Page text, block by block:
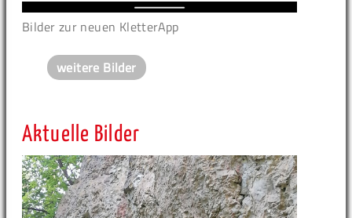
Bilder zur neuen KletterApp
weitere Bilder
Aktuelle Bilder